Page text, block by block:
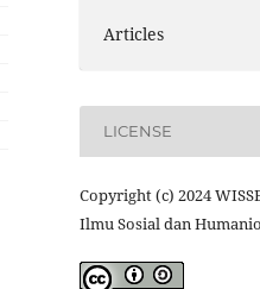
Articles
LICENSE
Copyright (c) 2024
Ilmu Sosial dan